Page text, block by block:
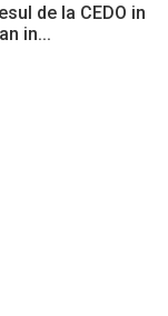
de la CEDO in
in...